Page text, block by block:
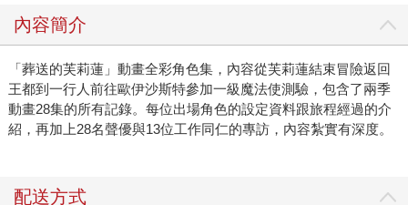
內容簡介
「葬送的芙莉蓮」動畫全彩角色集，內容從芙莉蓮結束冒險返回
王都到一行人前往歐伊沙斯特參加一級魔法使測驗，包含了兩季
動畫28集的所有記錄。每位出場角色的設定資料跟旅程經過的介
紹，再加上28名聲優與13位工作同仁的專訪，內容紮實有深度。
配送方式